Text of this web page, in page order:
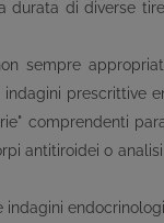
durata di diverse
sempre
prescrittive
comprendenti
antitiroidei o